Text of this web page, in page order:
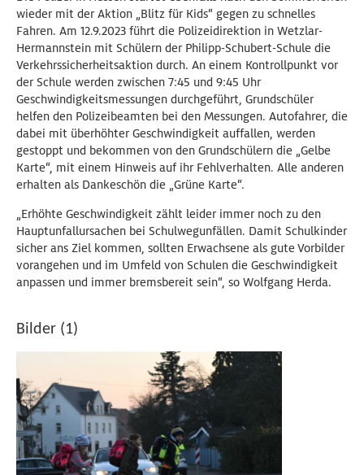
wieder mit der Aktion „Blitz für Kids“ gegen zu schnelles
Fahren. Am 12.9.2023 führt die Polizeidirektion in Wetzlar-
Hermannstein mit Schülern der Philipp-Schubert-Schule die
Verkehrssicherheitsaktion durch. An einem Kontrollpunkt vor
der Schule werden zwischen 7:45 und 9:45 Uhr
Geschwindigkeitsmessungen durchgeführt, Grundschüler
helfen den Polizeibeamten bei den Messungen. Autofahrer, die
dabei mit überhöhter Geschwindigkeit auffallen, werden
gestoppt und bekommen von den Grundschülern die „Gelbe
Karte“, mit einem Hinweis auf ihr Fehlverhalten. Alle anderen
erhalten als Dankeschön die „Grüne Karte“.
„Erhöhte Geschwindigkeit zählt leider immer noch zu den
Hauptunfallursachen bei Schulwegunfällen. Damit Schulkinder
sicher ans Ziel kommen, sollten Erwachsene als gute Vorbilder
vorangehen und im Umfeld von Schulen die Geschwindigkeit
anpassen und immer bremsbereit sein“, so Wolfgang Herda.
Bilder (1)